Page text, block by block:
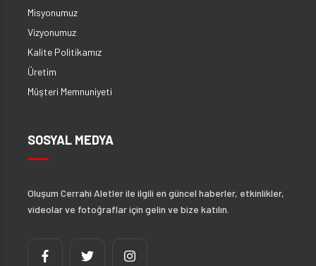
Misyonumuz
Vizyonumuz
Kalite Politikamız
Üretim
Müşteri Memnuniyeti
SOSYAL MEDYA
Oluşum Cerrahi Aletler ile ilgili en güncel haberler, etkinlikler,
videolar ve fotoğraflar için gelin ve bize katılın.